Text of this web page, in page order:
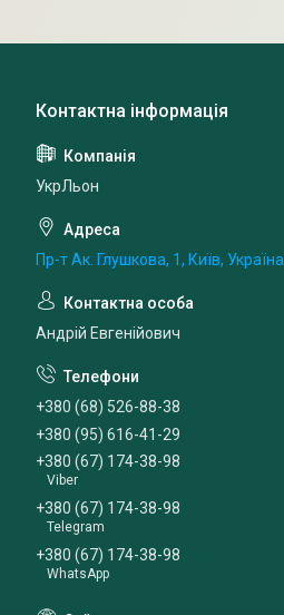
УкрЛьон
Пр-т Ак. Глушкова, 1, Київ, Україна
Андрій Евгенійович
+380 (68) 526-88-38
+380 (95) 616-41-29
+380 (67) 174-38-98
Viber
+380 (67) 174-38-98
Telegram
+380 (67) 174-38-98
WhatsApp